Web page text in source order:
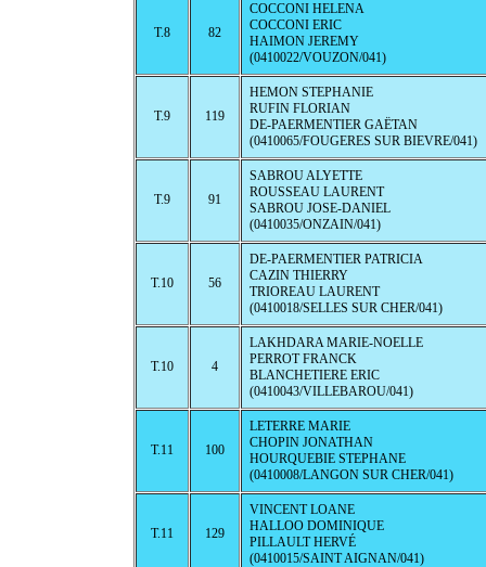
T.8 82
COCCONI HELENA
COCCONI ERIC
HAIMON JEREMY
(0410022/VOUZON/041)
T.9 119
HEMON STEPHANIE
RUFIN FLORIAN
DE-PAERMENTIER GAËTAN
(0410065/FOUGERES SUR BIEVRE/041)
T.9 91
SABROU ALYETTE
ROUSSEAU LAURENT
SABROU JOSE-DANIEL
(0410035/ONZAIN/041)
T.10 56
DE-PAERMENTIER PATRICIA
CAZIN THIERRY
TRIOREAU LAURENT
(0410018/SELLES SUR CHER/041)
T.10 4
LAKHDARA MARIE-NOELLE
PERROT FRANCK
BLANCHETIERE ERIC
(0410043/VILLEBAROU/041)
T.11 100
LETERRE MARIE
CHOPIN JONATHAN
HOURQUEBIE STEPHANE
(0410008/LANGON SUR CHER/041)
T.11 129
VINCENT LOANE
HALLOO DOMINIQUE
PILLAULT HERVÉ
(0410015/SAINT AIGNAN/041)